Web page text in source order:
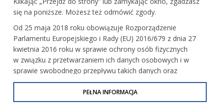
27 kwietnia 2012 r.
się na poniższe. Możesz też odmówić zgody.
Od 25 maja 2018 roku obowiązuje Rozporządzenie
Parlamentu Europejskiego i Rady (EU) 2016/679 z dnia 27
kwietnia 2016 roku w sprawie ochrony osób fizycznych
w związku z przetwarzaniem ich danych osobowych i w
sprawie swobodnego przepływu takich danych oraz
uchylenia dyrektywy 95/46/WE (określane jako RODO, GDPR
lub Ogólne Rozporządzenie o Ochronie Danych
PEŁNA INFORMACJA